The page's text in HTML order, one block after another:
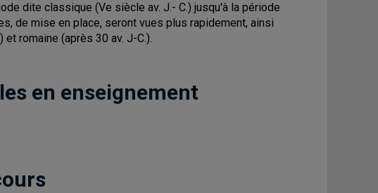
dite classique (Ve siècle av. J.- C.) jusqu'à la période
de mise en place, seront vues plus rapidement, ainsi
romaine (après 30 av. J-C.).
en enseignement